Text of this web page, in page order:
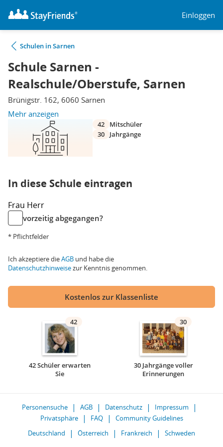
Einloggen
Schulen in Sarnen
Schule Sarnen -
Realschule/Oberstufe, Sarnen
Brünigstr. 162, 6060 Sarnen
Mehr anzeigen
42
Mitschüler
30
Jahrgänge
In diese Schule eintragen
Frau Herr
vorzeitig abgegangen?
* Pflichtfelder
Ich akzeptiere dieAGB und habe die
Datenschutzhinweisezur Kenntnis genommen.
Kostenlos zur Klassenliste
42
42 Schüler erwarten
Sie
30
30 Jahrgänge voller
Erinnerungen
Personensuche AGB Datenschutz
Impressum
Privatsphäre
FAQ
Community Guidelines
Deutschland
Österreich Frankreich Schweden